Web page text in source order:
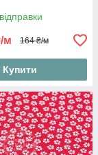
м 164 ₴/м
Купити